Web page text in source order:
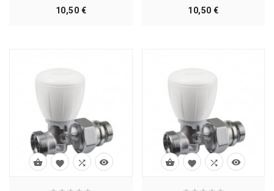
10,50 €Precio
10,50 €Precio
       